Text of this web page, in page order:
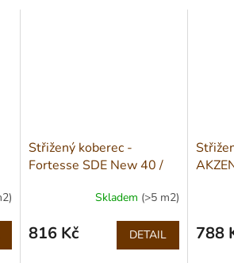
Střižený koberec -
Fortesse SDE New 40 /
Skladem (>5 m2)
816 Kč DETAIL 788